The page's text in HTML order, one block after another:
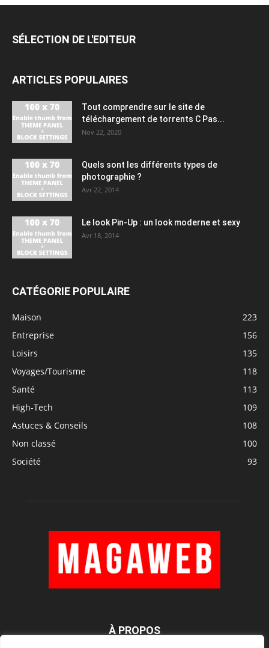
SÉLECTION DE L'EDITEUR
ARTICLES POPULAIRES
Tout comprendre sur le site de
téléchargement de torrents C Pas...
Nov 22, 2020
Quels sont les différents types de
photographie ?
Avr 22, 2014
Le look Pin-Up : un look moderne et sexy
Avr 18, 2014
CATÉGORIE POPULAIRE
Maison
223
Entreprise
156
Loisirs
135
Voyages/Tourisme
118
Santé
113
High-Tech
109
Astuces & Conseils
108
Non classé
100
Société
93
À PROPOS